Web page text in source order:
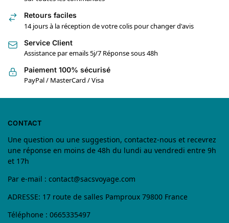
Retours faciles
14 jours à la réception de votre colis pour changer d'avis
Service Client
Assistance par emails 5j/7 Réponse sous 48h
Paiement 100% sécurisé
PayPal / MasterCard / Visa
CONTACT
Une question ou une suggestion, contactez-nous et recevrez
une réponse en moins de 48h du lundi au vendredi entre 9h
et 17h
Par e-mail : contact@sacsvoyage.com
ADRESSE: 17 route de salles Pamproux 79800 France
Téléphone : 0665335497